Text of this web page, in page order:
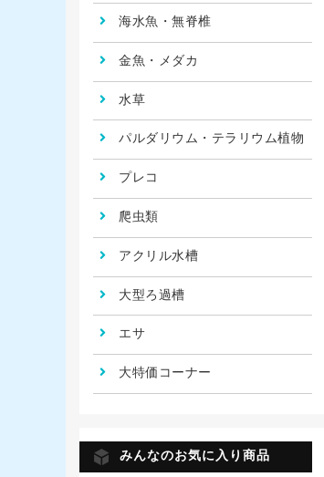
海水魚・無脊椎
金魚・メダカ
水草
パルダリウム・テラリウム植物
プレコ
爬虫類
アクリル水槽
大型ろ過槽
エサ
大特価コーナー
みんなのお気に入り商品